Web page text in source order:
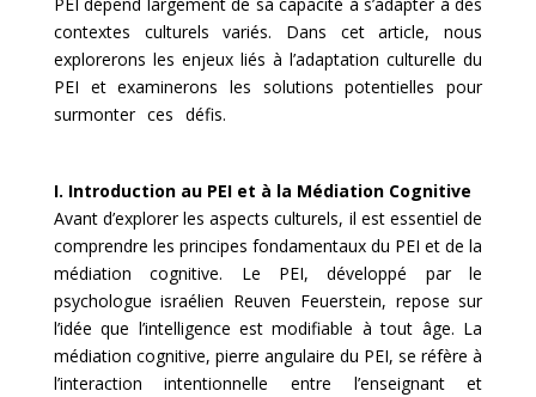
contextes culturels variés. Dans cet article, nous
explorerons les enjeux liés à l’adaptation culturelle du
PEI et examinerons les solutions potentielles pour
surmonter ces défis.
I. Introduction au PEI et à la Médiation Cognitive
Avant d’explorer les aspects culturels, il est essentiel de
comprendre les principes fondamentaux du PEI et de la
médiation cognitive. Le PEI, développé par le
psychologue israélien Reuven Feuerstein, repose sur
l’idée que l’intelligence est modifiable à tout âge. La
médiation cognitive, pierre angulaire du PEI, se réfère à
l’interaction intentionnelle entre l’enseignant et